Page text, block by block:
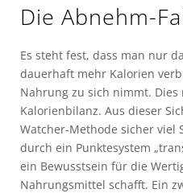
Die Abnehm-
Es steht fest, dass man nur
dauerhaft mehr Kalorien
Nahrung zu sich nimmt.
Kalorienbilanz. Aus dieser
Watcher-Methode sicher viel
durch ein Punktesystem
ein Bewusstsein für die
Nahrungsmittel schafft. Ein